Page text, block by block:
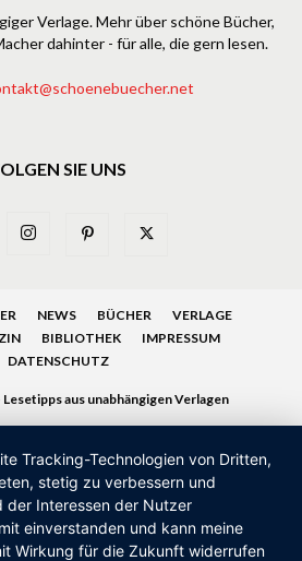
Verlage. Mehr über schöne Bücher,
dahinter - für alle, die gern lesen.
SIE UNS
NEWS BÜCHER
VERLAGE
BIBLIOTHEK
IMPRESSUM
DATENSCHUTZ
aus unabhängigen Verlagen
Tracking-Technologien von Dritten,
stetig zu verbessern und
der Interessen der Nutzer
einverstanden und kann meine
Wirkung für die Zukunft widerrufen